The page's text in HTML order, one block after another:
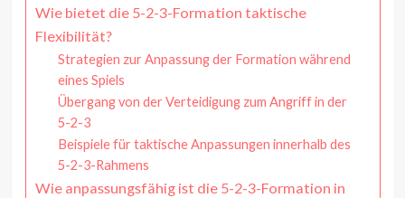
Wie bietet die 5-2-3-Formation taktische
Flexibilität?
Strategien zur Anpassung der Formation während
eines Spiels
Übergang von der Verteidigung zum Angriff in der
5-2-3
Beispiele für taktische Anpassungen innerhalb des
5-2-3-Rahmens
Wie anpassungsfähig ist die 5-2-3-Formation in